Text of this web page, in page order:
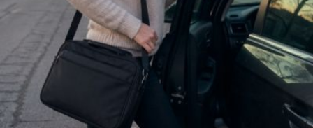
Rémunération
OTE et DDI
Travail & santé
Action sociale
Contractuels